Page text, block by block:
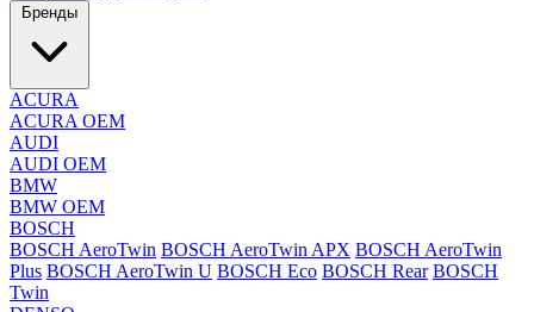
Бренды
ACURA
ACURA OEM
AUDI
AUDI OEM
BMW
BMW OEM
BOSCH
BOSCH AeroTwin BOSCH AeroTwin APX BOSCH AeroTwin
Plus BOSCH AeroTwin U BOSCH Eco BOSCH Rear BOSCH
Twin